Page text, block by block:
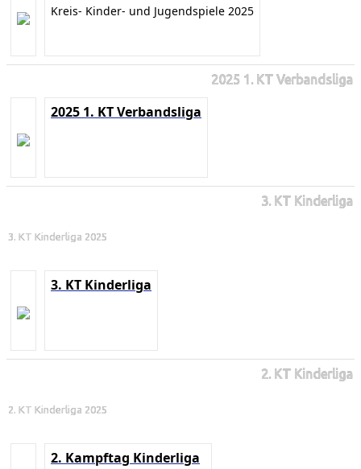
Kreis- Kinder- und Jugendspiele 2025
2025 1. KT Verbandsliga
2025 1. KT Verbandsliga
3. KT Kinderliga
3. KT Kinderliga 2025
3. KT Kinderliga
2. KT Kinderliga
2. KT Kinderliga 2025
2. Kampftag Kinderliga